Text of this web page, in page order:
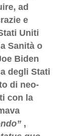
ad
e
Uniti
Sanità o
Biden
degli Stati
di neo-
con la
,